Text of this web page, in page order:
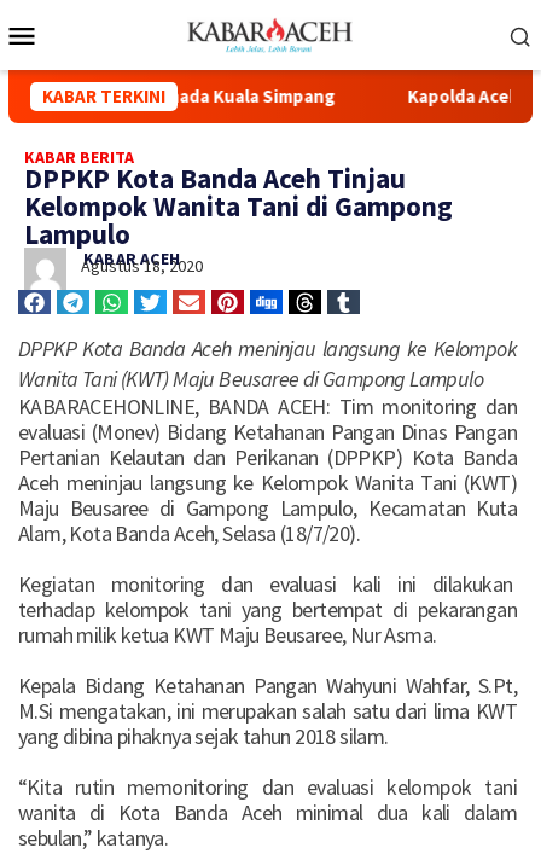
KABAR TERKINI
Masjid Syuhada Kuala Simpang Kapolda Aceh Hadiri
KABAR BERITA
DPPKP Kota Banda Aceh Tinjau
Kelompok Wanita Tani di Gampong
Lampulo
KABAR ACEH
Agustus 18, 2020
DPPKP Kota Banda Aceh meninjau langsung ke Kelompok
Wanita Tani (KWT) Maju Beusaree di Gampong Lampulo
KABARACEHONLINE, BANDA ACEH: Tim monitoring dan
evaluasi (Monev) Bidang Ketahanan Pangan Dinas Pangan
Pertanian Kelautan dan Perikanan (DPPKP) Kota Banda
Aceh meninjau langsung ke Kelompok Wanita Tani (KWT)
Maju Beusaree di Gampong Lampulo, Kecamatan Kuta
Alam, Kota Banda Aceh, Selasa (18/7/20).
Kegiatan monitoring dan evaluasi kali ini dilakukan
terhadap kelompok tani yang bertempat di pekarangan
rumah milik ketua KWT Maju Beusaree, Nur Asma.
Kepala Bidang Ketahanan Pangan Wahyuni Wahfar, S.Pt,
M.Si mengatakan, ini merupakan salah satu dari lima KWT
yang dibina pihaknya sejak tahun 2018 silam.
“Kita rutin memonitoring dan evaluasi kelompok tani
wanita di Kota Banda Aceh minimal dua kali dalam
sebulan,” katanya.